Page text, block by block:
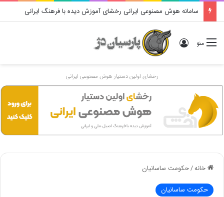
منو ورود
رخشای اولین دستیار هوش مصنوعی ایرانی
خانه/حکومت ساسانیان
حکومت ساسانیان